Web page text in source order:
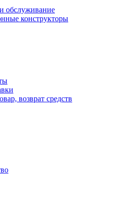
обслуживание
конструкторы
возврат средств